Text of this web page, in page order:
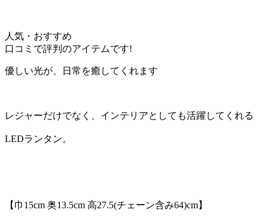
人気・おすすめ
口コミで評判のアイテムです!
優しい光が、日常を癒してくれます
レジャーだけでなく、インテリアとしても活躍してくれる
LEDランタン。
【巾15cm 奥13.5cm 高27.5(チェーン含み64)cm】